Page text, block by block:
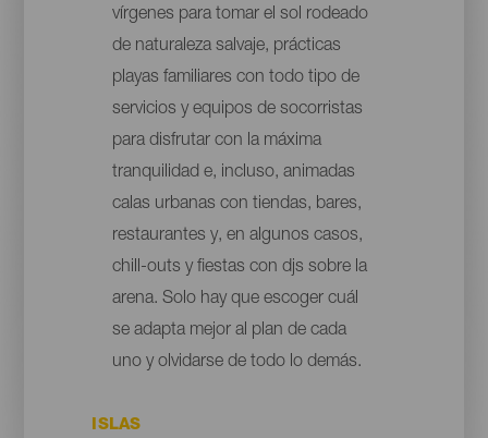
vírgenes para tomar el sol rodeado
de naturaleza salvaje, prácticas
playas familiares con todo tipo de
servicios y equipos de socorristas
para disfrutar con la máxima
tranquilidad e, incluso, animadas
calas urbanas con tiendas, bares,
restaurantes y, en algunos casos,
chill-outs y fiestas con djs sobre la
arena. Solo hay que escoger cuál
se adapta mejor al plan de cada
uno y olvidarse de todo lo demás.
ISLAS